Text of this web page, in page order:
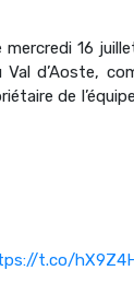
16
d’Aoste,
de
t.co/